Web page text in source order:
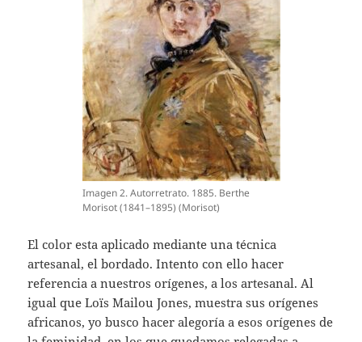
Imagen 2. Autorretrato. 1885. Berthe
Morisot (1841–1895) (Morisot)
El color esta aplicado mediante una técnica
artesanal, el bordado. Intento con ello hacer
referencia a nuestros orígenes, a los artesanal. Al
igual que Loïs Mailou Jones, muestra sus orígenes
africanos, yo busco hacer alegoría a esos orígenes de